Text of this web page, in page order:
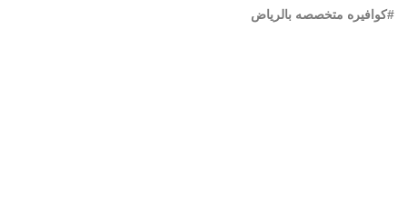
#كوافيره متخصصه بالرياض